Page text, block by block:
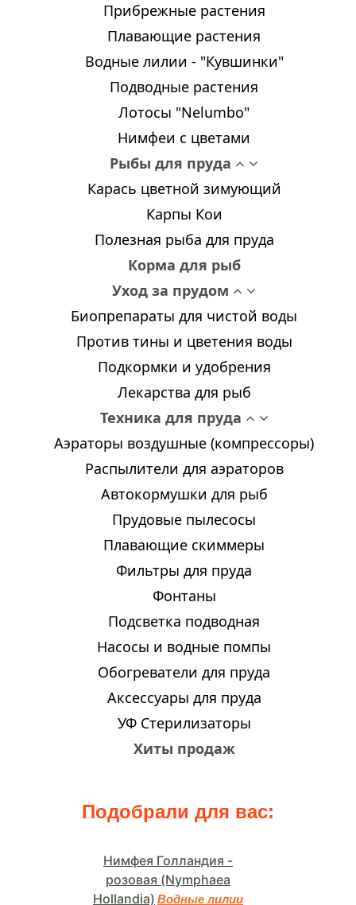
Прибрежные растения
Плавающие растения
Водные лилии - "Кувшинки"
Подводные растения
Лотосы "Nelumbo"
Нимфеи с цветами
Рыбы для пруда
Карась цветной зимующий
Карпы Кои
Полезная рыба для пруда
Корма для рыб
Уход за прудом
Биопрепараты для чистой воды
Против тины и цветения воды
Подкормки и удобрения
Лекарства для рыб
Техника для пруда
Аэраторы воздушные (компрессоры)
Распылители для аэраторов
Автокормушки для рыб
Прудовые пылесосы
Плавающие скиммеры
Фильтры для пруда
Фонтаны
Подсветка подводная
Насосы и водные помпы
Обогреватели для пруда
Аксессуары для пруда
УФ Стерилизаторы
Хиты продаж
Подобрали для вас:
Нимфея Голландия -
розовая (Nymphaea
Hollandia) Водные лилии